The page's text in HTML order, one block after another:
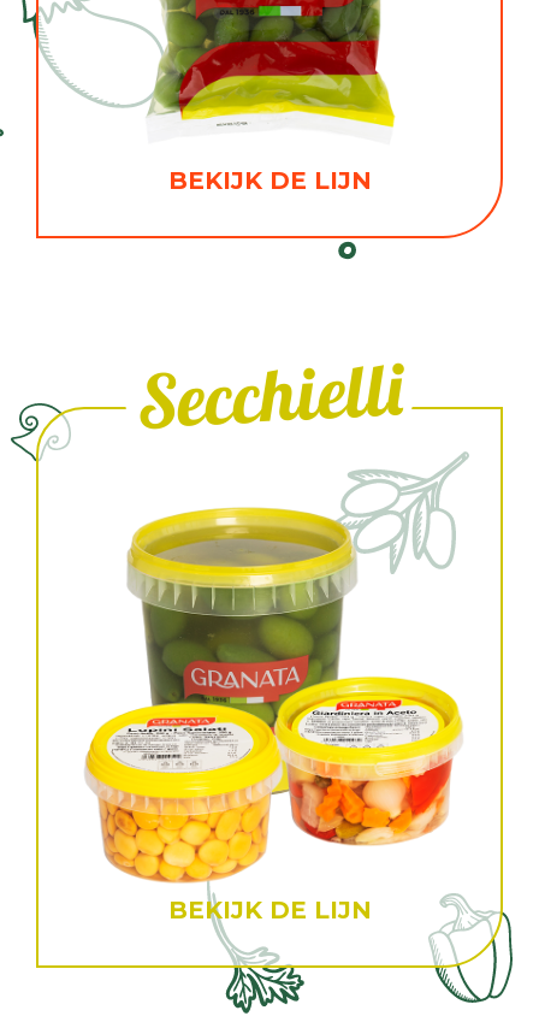
BEKIJK DE LIJN
Secchielli
BEKIJK DE LIJN